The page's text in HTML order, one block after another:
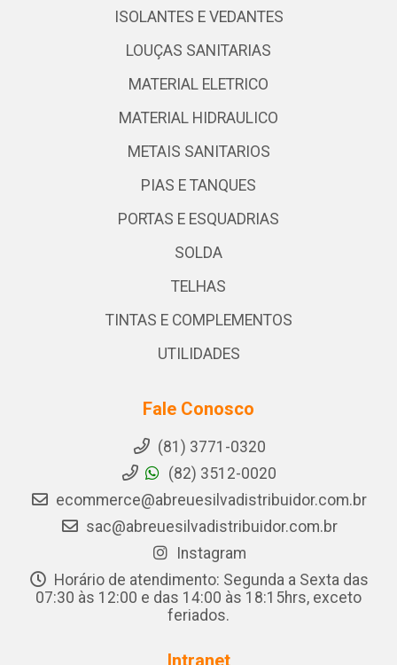
ISOLANTES E VEDANTES
LOUÇAS SANITARIAS
MATERIAL ELETRICO
MATERIAL HIDRAULICO
METAIS SANITARIOS
PIAS E TANQUES
PORTAS E ESQUADRIAS
SOLDA
TELHAS
TINTAS E COMPLEMENTOS
UTILIDADES
Fale Conosco
(81) 3771-0320
(82) 3512-0020
ecommerce@abreuesilvadistribuidor.com.br
sac@abreuesilvadistribuidor.com.br
Instagram
Horário de atendimento: Segunda a Sexta das
07:30 às 12:00 e das 14:00 às 18:15hrs, exceto
feriados.
Intranet